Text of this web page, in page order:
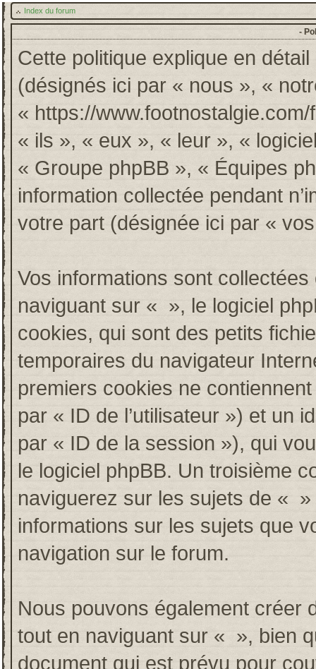
Index du forum
-
Cette politique explique en
(désignés ici par « nous », «
« https://
« ils », « eux », « leur », «
« Groupe phpBB », « Équipes
information collectée pendant
votre part (désignée ici par «
Vos informations sont
naviguant sur « », le logiciel
cookies, qui sont des petits
temporaires du navigateur
premiers cookies ne
par « ID de l’utilisateur ») et un
par « ID de la session »), qui
le logiciel phpBB. Un troisième
naviguerez sur les sujets de «
informations sur les sujets que
navigation sur le forum.
Nous pouvons également créer
tout en naviguant sur « », bien
document qui est prévu pour